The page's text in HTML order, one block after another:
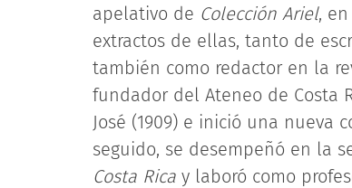
apelativo de Colección Ariel,
extractos de ellas, tanto de
también como redactor en la
fundador del Ateneo de Costa
José (1909) e inició una nueva
seguido, se desempeñó en la
Costa Rica y laboró como